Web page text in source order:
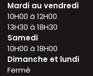
Mardi au vendredi
10H00 à 12H00
13H30 à 18H30
Samedi
10H00 à 18H00
Dimanche et lundi
Fermé